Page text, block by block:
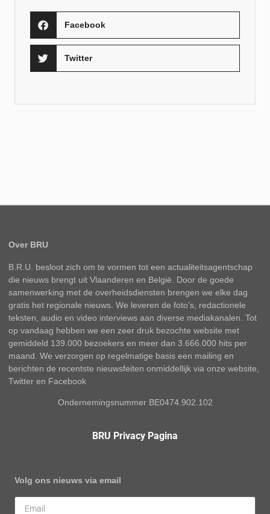
Facebook
Twitter
Over BRU
B.R.U. besloot zich om te vormen tot een actualiteitsagentschap
die nieuws brengt uit Vlaanderen en België. Door de goede
samenwerking met de overheidsdiensten brengen we elke dag
gratis het regionale nieuws. We leveren de foto’s, redactionele
teksten, audio en video interviews aan diverse mediakanalen. Tot
op vandaag hebben we een zeer druk bezochte website met
gemiddeld 139.000 bezoekers en meer dan 3.666.000 hits per
maand. We verzorgen op regelmatige basis een mailing en
berichten de recentste nieuwsfeiten onmiddellijk via onze website,
Twitter en Facebook
Ondernemingsnummer BE0474.902.102
BRU Privacy Pagina
Volg ons nieuws via email